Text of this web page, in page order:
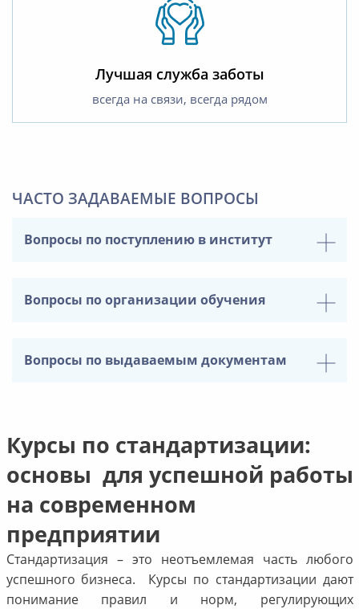
Лучшая служба заботы
всегда на связи, всегда рядом
ЧАСТО ЗАДАВАЕМЫЕ ВОПРОСЫ
Вопросы по поступлению в институт
Вопросы по организации обучения
Вопросы по выдаваемым документам
Курсы по стандартизации:
основы для успешной работы
на современном
предприятии
Стандартизация – это неотъемлемая часть любого
успешного бизнеса. Курсы по стандартизации дают
понимание правил и норм, регулирующих